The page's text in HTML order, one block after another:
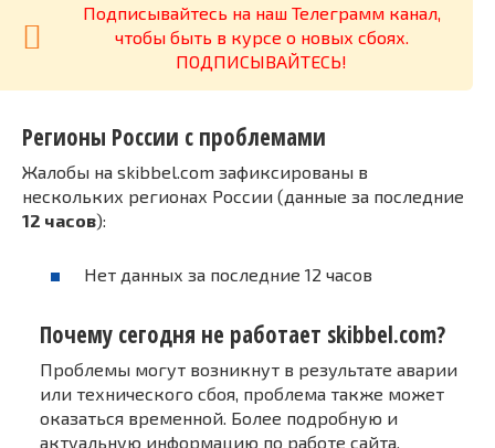
Подписывайтесь на наш Телеграмм канал,
чтобы быть в курсе о новых сбоях.
ПОДПИСЫВАЙТЕСЬ!
Регионы России с проблемами
Жалобы на skibbel.com зафиксированы в
нескольких регионах России (данные за последние
12 часов):
Нет данных за последние 12 часов
Почему сегодня не работает skibbel.com?
Проблемы могут возникнут в результате аварии
или технического сбоя, проблема также может
оказаться временной. Более подробную и
актуальную информацию по работе сайта,